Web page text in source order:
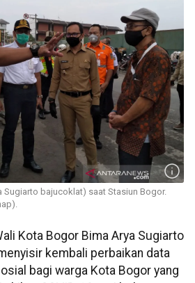
Sugiarto bajucoklat) saat Stasiun Bogor.
Kota Bogor Bima Arya Sugiarto
kembali perbaikan data
bagi warga Kota Bogor yang